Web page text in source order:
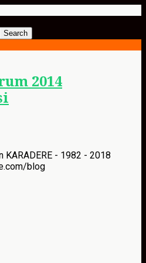
2014
KARADERE - 1982 - 2018
blog